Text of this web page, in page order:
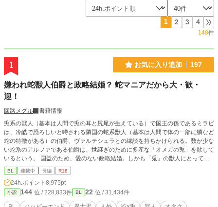
1 2 3 4
148件
1 お気に入り追加 197
嫌われ蛇獣人伯爵と政略結婚？ 蛇マニアだから大・歓・
迎！
回路メグル
書籍情報
兎系の獣人（基本は人間で兎の耳と尻尾が生えている）で国王の孫であるミラビ
は、冷酷で恐ろしいと噂される隣国の蛇系獣人（基本は人間で体の一部に鱗など
蛇の特徴がある）の伯爵、ヴァルテシュラとの縁談を持ちかけられる。数が少な
い蛇系のアルファである伯爵は、世継ぎのために多産な「オメガの兎」を欲して
いるという。 国益のため、愛のない政略結婚。しかも「兎」の獣人にとって恐
ろしく感じる「蛇」なんて…………大・歓・迎！ 実はミラビは大の蛇マニア！
喜んで伯爵へ嫁ぐことに。繁殖のための道具扱いでもなんでもOK！毎日蛇系獣
人と一緒で楽しい！ ハッピー！ しかも、最初は「蛇だから好き」だったのに、
だんだん伯爵本人も素敵な人だとわかって、とにかくハッピー！ 一方伯爵は生
まれてからずっと嫌われ続けてきたため、ミラビが楽しそうにする様子に戸惑う
BL 連載中 長編 R18
24h.ポイント 8,975pt
小説 144 位 / 228,833件 BL 22 位 / 31,434件